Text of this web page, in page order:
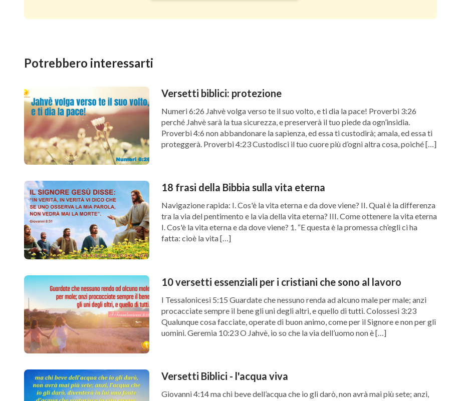
Potrebbero interessarti
Versetti biblici: protezione
Numeri 6:26 Jahvè volga verso te il suo volto, e ti dia la pace! Proverbi 3:26
perché Jahvè sarà la tua sicurezza, e preserverà il tuo piede da ogn’insidia.
Proverbi 4:6 non abbandonare la sapienza, ed essa ti custodirà; amala, ed essa ti
proteggerà. Proverbi 4:23 Custodisci il tuo cuore più d’ogni altra cosa, poiché […]
18 frasi della Bibbia sulla vita eterna
Navigazione rapida: I. Cos'è la vita eterna e da dove viene? II. Qual è la differenza
tra la via del pentimento e la via della vita eterna? III. Come ottenere la vita eterna
I. Cos'è la vita eterna e da dove viene? 1. “E questa è la promessa ch’egli ci ha
fatta: cioè la vita […]
10 versetti essenziali per i cristiani che sono al lavoro
I Tessalonicesi 5:15 Guardate che nessuno renda ad alcuno male per male; anzi
procacciate sempre il bene gli uni degli altri, e quello di tutti. Colossesi 3:23
Qualunque cosa facciate, operate di buon animo, come per il Signore e non per gli
uomini. Geremia 10:23 O Jahvè, io so che la via dell’uomo non è […]
Versetti Biblici - l'acqua viva
Giovanni 4:14 ma chi beve dell’acqua che io gli darò, non avrà mai più sete; anzi,